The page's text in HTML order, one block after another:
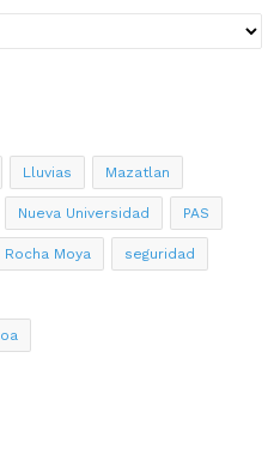
Lluvias Mazatlan
Nueva Universidad PAS
Rocha Moya seguridad